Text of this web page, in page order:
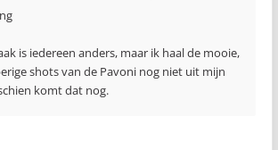
is iedereen anders, maar ik haal de mooie,
shots van de Pavoni nog niet uit mijn
komt dat nog.